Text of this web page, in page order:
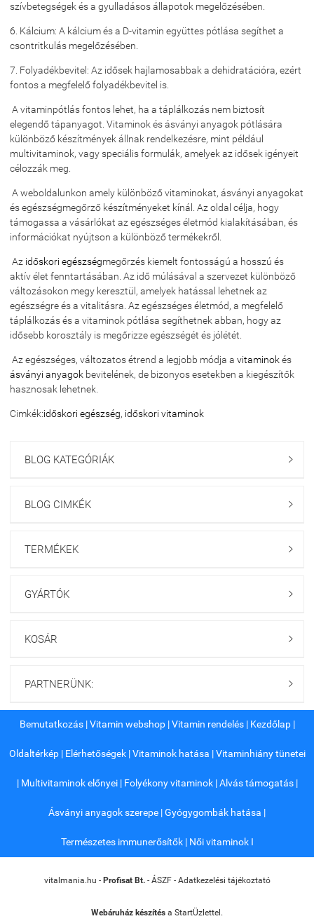
szívbetegségek és a gyulladásos állapotok megelőzésében.
6. Kálcium: A kálcium és a D-vitamin együttes pótlása segíthet a
csontritkulás megelőzésében.
7. Folyadékbevitel: Az idősek hajlamosabbak a dehidratációra, ezért
fontos a megfelelő folyadékbevitel is.
A vitaminpótlás fontos lehet, ha a táplálkozás nem biztosít
elegendő tápanyagot. Vitaminok és ásványi anyagok pótlására
különböző készítmények állnak rendelkezésre, mint például
multivitaminok, vagy speciális formulák, amelyek az idősek igényeit
célozzák meg.
A weboldalunkon amely különböző vitaminokat, ásványi anyagokat
és egészségmegőrző készítményeket kínál. Az oldal célja, hogy
támogassa a vásárlókat az egészséges életmód kialakításában, és
információkat nyújtson a különböző termékekről.
Az időskori egészségmegőrzés kiemelt fontosságú a hosszú és
aktív élet fenntartásában. Az idő múlásával a szervezet különböző
változásokon megy keresztül, amelyek hatással lehetnek az
egészségre és a vitalitásra. Az egészséges életmód, a megfelelő
táplálkozás és a vitaminok pótlása segíthetnek abban, hogy az
idősebb korosztály is megőrizze egészségét és jólétét.
Az egészséges, változatos étrend a legjobb módja a vitaminokés
ásványi anyagok bevitelének, de bizonyos esetekben a kiegészítők
hasznosak lehetnek.
Cimkék:időskori egészség, időskori vitaminok
BLOG KATEGÓRIÁK 
BLOG CIMKÉK 
TERMÉKEK 
GYÁRTÓK 
KOSÁR 
PARTNERÜNK: 
Bemutatkozás|Vitamin webshop|Vitamin rendelés| Kezdőlap|
Oldaltérkép| Elérhetőségek|Vitaminok hatása |Vitaminhiány tünetei
| Multivitaminok előnyei| Folyékony vitaminok|Alvás támogatás|
Ásványi anyagok szerepe |Gyógygombák hatása |
Természetes immunerősítők| Női vitaminok I
vitalmania.hu - Profisat Bt.- ÁSZF- Adatkezelési tájékoztató
Webáruház készítés a StartÜzlettel.